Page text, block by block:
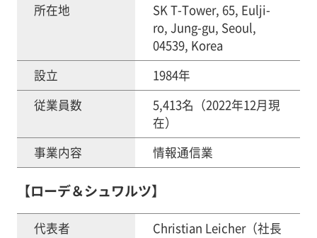
所在地
SK T-Tower, 65, Eulji-
ro, Jung-gu, Seoul,
04539, Korea
設立
1984年
従業員数
5,413名（2022年12月現
在）
事業内容
情報通信業
【ローデ＆シュワルツ】
代表者
Christian Leicher（社長